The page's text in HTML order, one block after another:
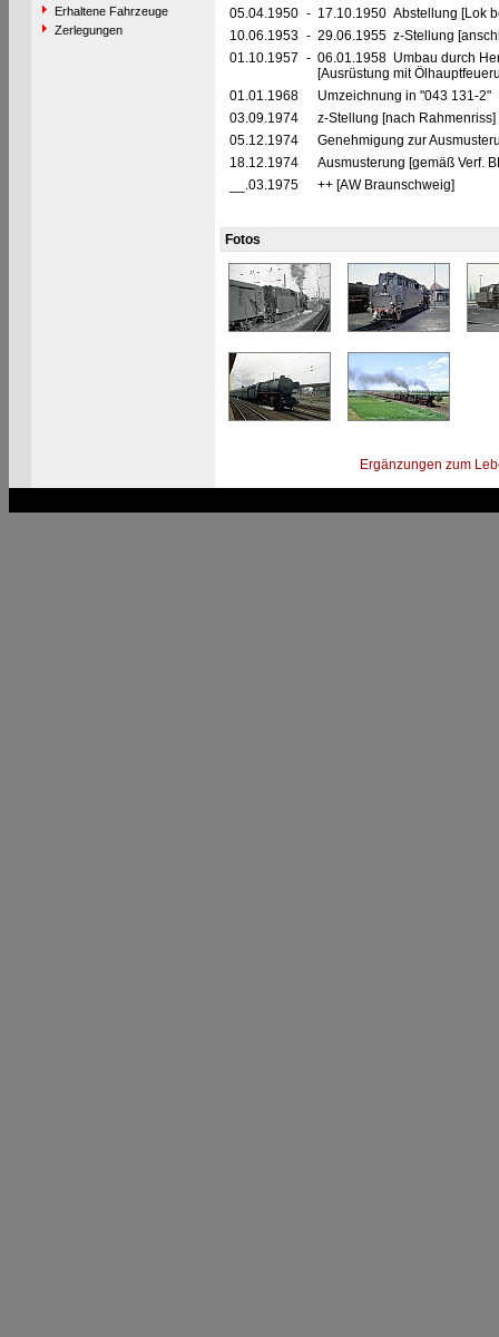
Erhaltene Fahrzeuge
Zerlegungen
05.04.1950 - 17.10.1950 Abstellung [Lok
10.06.1953 - 29.06.1955 z-Stellung
01.10.1957 - 06.01.1958 Umbau durch
[Ausrüstung mit
01.01.1968
Umzeichnung in "043 131-2"
03.09.1974
z-Stellung [nach
05.12.1974
Genehmigung zur
18.12.1974
Ausmusterung [gemäß Verf.
__.03.1975
++ [AW Braunschweig]
Fotos
Ergänzungen zum